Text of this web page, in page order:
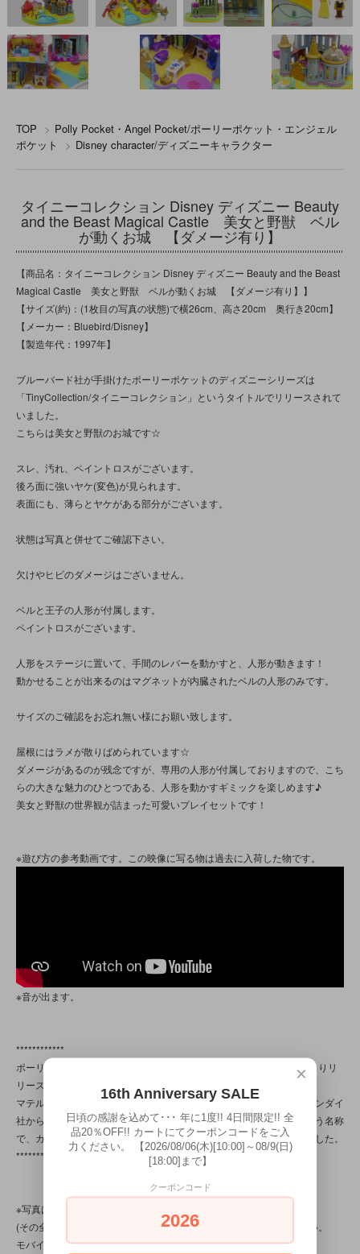
TOP > Polly Pocket・Angel Pocket/ポーリーポケット・エンジェル
ポケット
> Disney character/ディズニーキャラクター
タイニーコレクション Disney ディズニー Beauty
and the Beast Magical Castle 美女と野獣 ベル
が動くお城 【ダメージ有り】
【商品名：タイニーコレクション Disney ディズニー Beauty and the Beast
Magical Castle 美女と野獣 ベルが動くお城 【ダメージ有り】】
【サイズ(約)：(1枚目の写真の状態)で横26cm、高さ20cm 奥行き20cm】
【メーカー：Bluebird/Disney】
【製造年代：1997年】
ブルーバード社が手掛けたポーリーポケットのディズニーシリーズは
「TinyCollection/タイニーコレクション」というタイトルでリリースされて
いました。
こちらは美女と野獣のお城です☆
スレ、汚れ、ペイントロスがございます。
後ろ面に強いヤケ(変色)が見られます。
表面にも、薄らとヤケがある部分がございます。
状態は写真と併せてご確認下さい。
欠けやヒビのダメージはございません。
ベルと王子の人形が付属します。
ペイントロスがございます。
人形をステージに置いて、手間のレバーを動かすと、人形が動きます！
動かせることが出来るのはマグネットが内臓されたベルの人形のみです。
サイズのご確認をお忘れ無い様にお願い致します。
屋根にはラメが散りばめられています☆
ダメージがあるのが残念ですが、専用の人形が付属しておりますので、こち
らの大きな魅力のひとつである、人形を動かすギミックを楽しめます♪
美女と野獣の世界観が詰まった可愛いプレイセットです！
※遊び方の参考動画です。この映像に写る物は過去に入荷した物です。
※音が出ます。
************
ポーリーポケットは80年代後半から90年代にかけてブルーバード社よりリ
リースされていたおもちゃです。
マテルジャパンより輸入版が日本では販売されていました。また、バンダイ
社からはブルーバード社のライセンスの元、エンジェルポケットという名称
で、カラーやデザイン違いのポーリーポケットがリリースされていました。
************
※写真は全7枚分ございます。
(その全てを見るには、ＰＣかスマートフォンからログインして下さい。
モバイルショップから見た場合(いわゆるガラケー)、
×
16th Anniversary SALE
日頃の感謝を込めて･･･ 年に1度!! 4日間限定!! 全
品20％OFF!! カートにてクーポンコードをご入
力ください。 【2026/08/06(木)[10:00]～08/9(日)
[18:00]まで】
クーポンコード
2026